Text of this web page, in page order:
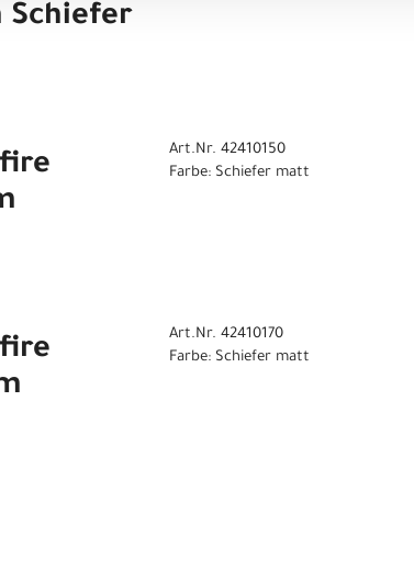
Schiefer
Art.Nr. 42410150
Farbe: Schiefer matt
Art.Nr. 42410170
Farbe: Schiefer matt